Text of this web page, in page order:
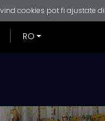
cookies pot fi ajustate